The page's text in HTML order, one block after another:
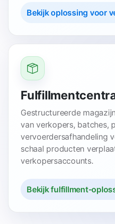
Bekijk oplossing voor
Gestructureerde
van verkopers, batches,
vervoerdersafhandeling
schaal producten
verkopersaccounts.
Bekijk fulfillment-